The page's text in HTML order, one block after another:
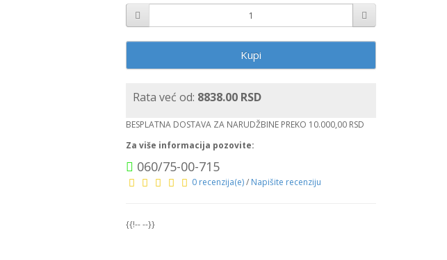
Kupi
Rata već od: 8838.00 RSD
BESPLATNA DOSTAVA ZA NARUDŽBINE PREKO 10.000,00 RSD
Za više informacija pozovite:
060/75-00-715
0 recenzija(e)/ Napišite recenziju
{{!----}}